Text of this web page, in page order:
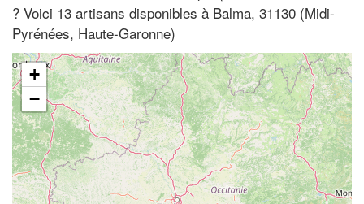
? Voici 13 artisans disponibles à Balma, 31130 (Midi-
Pyrénées, Haute-Garonne)
+
−